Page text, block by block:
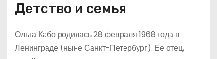
Детство и семья
Ольга Кабо родилась 28 февраля 1968 года в
Ленинграде (ныне Санкт-Петербург). Ее отец,